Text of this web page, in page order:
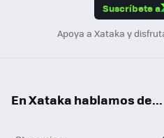
Suscríbete a
Apoya a Xataka y
En Xataka hablamos de...